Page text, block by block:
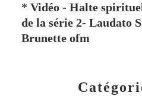
* Vidéo - Halte
de la série 2- Laudato
Brunette ofm